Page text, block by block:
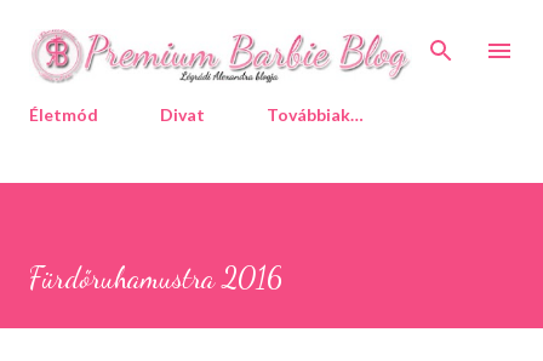
Életmód Divat Továbbiak…
Fürdőruhamustra 2016